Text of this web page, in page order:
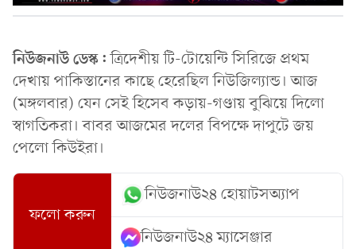
নিউজনাউ ডেস্ক:ত্রিদেশীয় টি-টোয়েন্টি সিরিজে প্রথম
দেখায় পাকিস্তানের কাছে হেরেছিল নিউজিল্যান্ড। আজ
(মঙ্গলবার) যেন সেই হিসেব কড়ায়-গণ্ডায় বুঝিয়ে দিলো
স্বাগতিকরা। বাবর আজমের দলের বিপক্ষে দাপুটে জয়
পেলো কিউইরা।
ফলো করুন
নিউজনাউ২৪ হোয়াটসঅ্যাপ
নিউজনাউ২৪ ম্যাসেঞ্জার